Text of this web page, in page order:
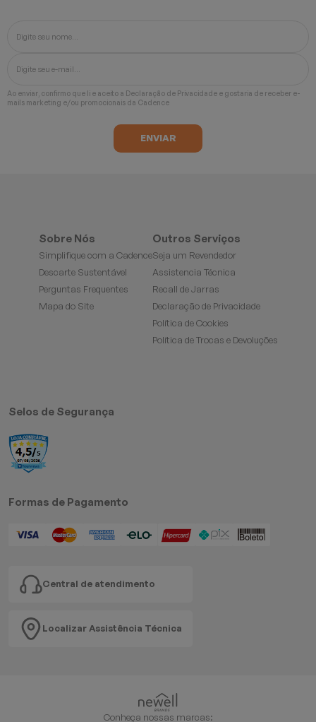
Ao enviar, confirmo que li e aceito a Declaração de Privacidade e gostaria de receber e-
mails marketing e/ou promocionais da Cadence
Sobre Nós
Simplifique com a Cadence
Descarte Sustentável
Perguntas Frequentes
Mapa do Site
Outros Serviços
Seja um Revendedor
Assistencia Técnica
Recall de Jarras
Declaração de Privacidade
Política de Cookies
Política de Trocas e Devoluções
Selos de Segurança
Formas de Pagamento
Central de atendimento
Localizar Assistência Técnica
Conheça nossas marcas: